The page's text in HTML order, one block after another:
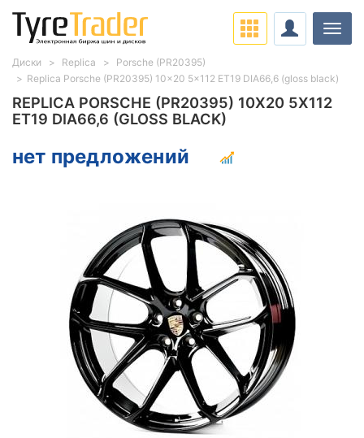
REPLICA PORSCHE (PR20395) 10X20 5X112
ET19 DIA66,6 (GLOSS BLACK)
нет предложений
Диски Replica
Porsche (PR20395)
Replica Porsche (PR20395) 10x20 5x112 ET19 DIA66,6 (gloss black)